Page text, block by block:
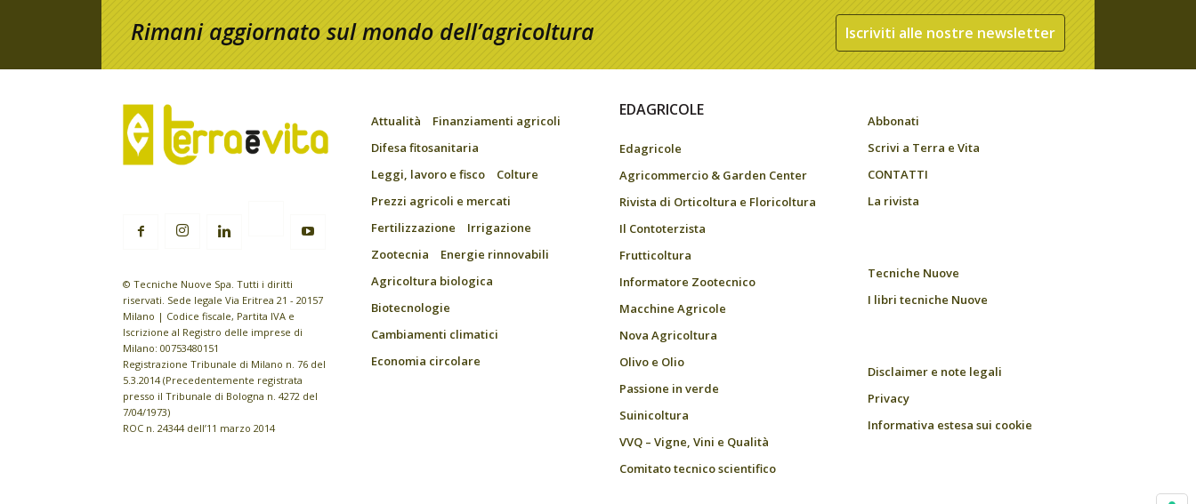
Rimani aggiornato sul mondo dell’agricoltura Iscriviti alle nostre newsletter
© Tecniche Nuove Spa. Tutti i diritti
riservati. Sede legale Via Eritrea 21 - 20157
Milano | Codice fiscale, Partita IVA e
Iscrizione al Registro delle imprese di
Milano: 00753480151
Registrazione Tribunale di Milano n. 76 del
5.3.2014 (Precedentemente registrata
presso il Tribunale di Bologna n. 4272 del
7/04/1973)
ROC n. 24344 dell’11 marzo 2014
Attualità
Finanziamenti agricoli
Difesa fitosanitaria
Leggi, lavoro e fisco
Colture
Prezzi agricoli e mercati
Fertilizzazione
Irrigazione
Zootecnia
Energie rinnovabili
Agricoltura biologica
Biotecnologie
Cambiamenti climatici
Economia circolare
EDAGRICOLE
Edagricole
Agricommercio & Garden Center
Rivista di Orticoltura e Floricoltura
Il Contoterzista
Frutticoltura
Informatore Zootecnico
Macchine Agricole
Nova Agricoltura
Olivo e Olio
Passione in verde
Suinicoltura
VVQ – Vigne, Vini e Qualità
Comitato tecnico scientifico
Abbonati
Scrivi a Terra e Vita
CONTATTI
La rivista
Tecniche Nuove
I libri tecniche Nuove
Disclaimer e note legali
Privacy
Informativa estesa sui cookie